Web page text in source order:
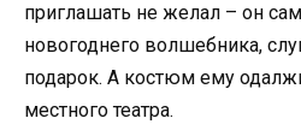
приглашать не желал – он
новогоднего волшебника,
подарок. А костюм ему
местного театра.